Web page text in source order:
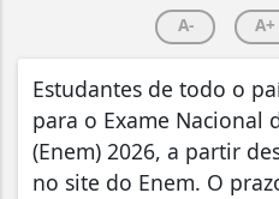
A- A+
Estudantes de todo o
para o Exame Nacional
(Enem) 2026, a partir
no site do Enem. O